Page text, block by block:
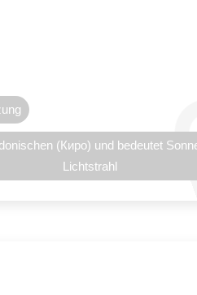
(Киро) und bedeutet
Lichtstrahl